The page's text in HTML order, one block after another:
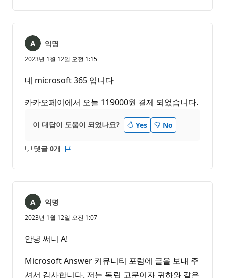
음
익명
2023년 1월 12일 오전 1:15
네 microsoft 365 입니다
카카오페이에서 오늘 119000원 결제 되었습니다.
이 대답이 도움이 되었나요? Yes No
댓글 0개
설
음
익명
2023년 1월 12일 오전 1:07
안녕 써니 A!
Microsoft Answer 커뮤니티 포럼에 글을 보내 주
셔서 감사합니다. 저는 독립 고문이자 귀하와 같은